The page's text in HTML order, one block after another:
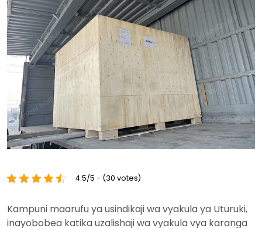
4.5/5 - (30 votes)
Kampuni maarufu ya usindikaji wa vyakula ya Uturuki,
inayobobea katika uzalishaji wa vyakula vya karanga